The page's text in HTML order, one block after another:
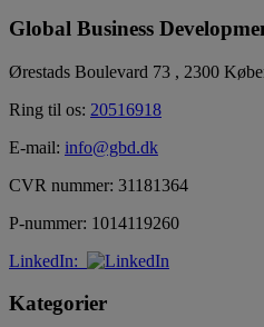
Global Business
Ørestads Boulevard 73 , 2300
Ring til os: 20516918
E-mail: info@gbd.dk
CVR nummer: 31181364
P-nummer: 1014119260
LinkedIn:
Kategorier